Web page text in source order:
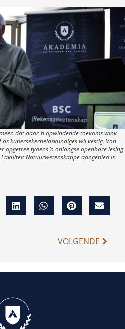
dat daar ŉ opwindende toekoms wink
kubersekerheidskundiges wil vestig. Von
opgetree tydens ŉ onlangse openbare lesing
Natuurwetenskappe aangebied is.
VOLGENDE